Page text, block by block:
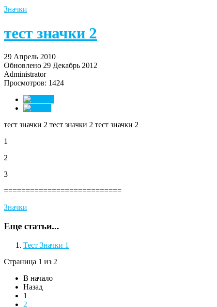
Значки
тест значки 2
29 Апрель 2010
Обновлено 29 Декабрь 2012
Administrator
Просмотров: 1424
тест значки 2 тест значки 2 тест значки 2
1
2
3
===========================
Значки
Еще статьи...
Тест Значки 1
Страница 1 из 2
В начало
Назад
1
2